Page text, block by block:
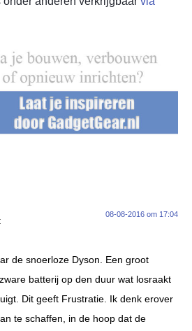
08-08-2016 om 17:04
de snoerloze Dyson. Een groot
batterij op den duur wat losraakt
Dit geeft Frustratie. Ik denk erover
te schaffen, in de hoop dat de